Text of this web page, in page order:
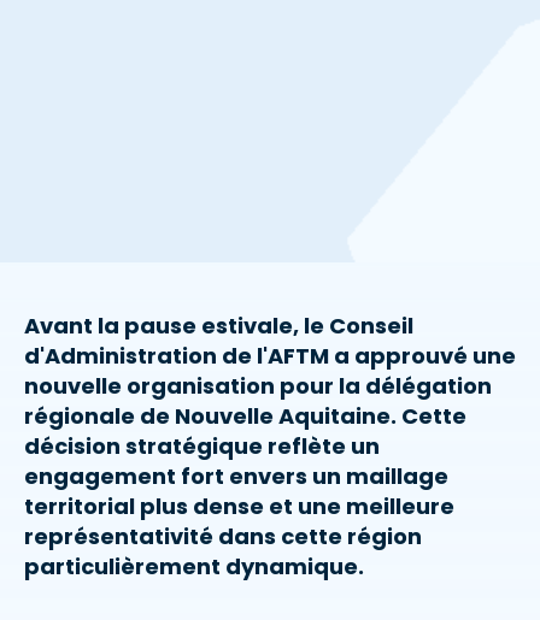
Avant la pause estivale, le Conseil
d'Administration de l'AFTM a approuvé une
nouvelle organisation pour la délégation
régionale de Nouvelle Aquitaine. Cette
décision stratégique reflète un
engagement fort envers un maillage
territorial plus dense et une meilleure
représentativité dans cette région
particulièrement dynamique.